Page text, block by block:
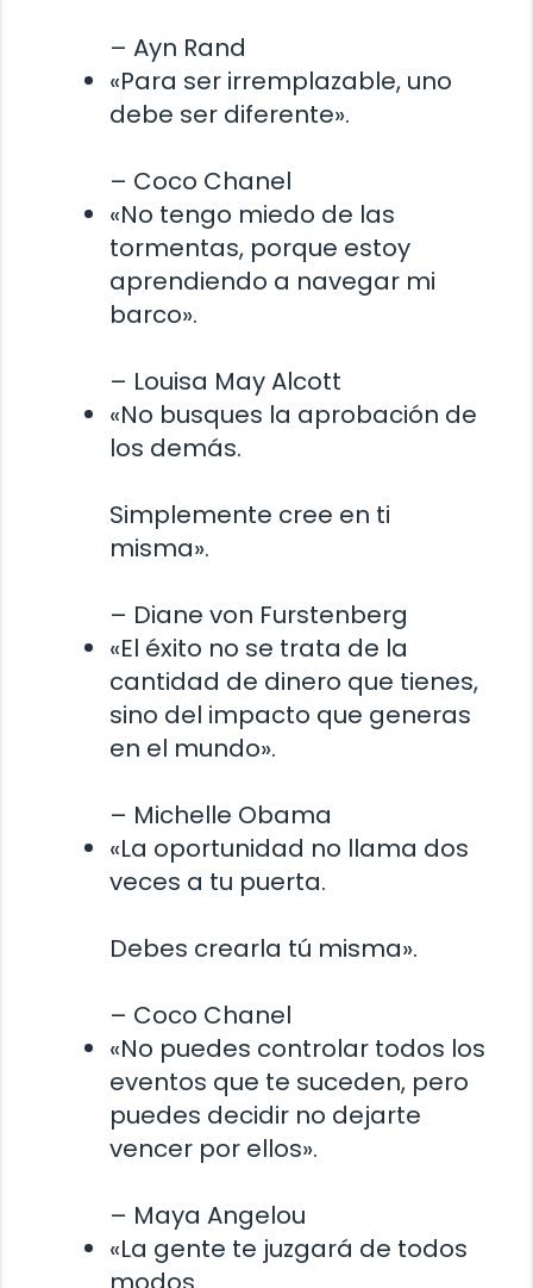
– Ayn Rand
«Para ser irremplazable, uno
debe ser diferente».
– Coco Chanel
«No tengo miedo de las
tormentas, porque estoy
aprendiendo a navegar mi
barco».
– Louisa May Alcott
«No busques la aprobación de
los demás.
Simplemente cree en ti
misma».
– Diane von Furstenberg
«El éxito no se trata de la
cantidad de dinero que tienes,
sino del impacto que generas
en el mundo».
– Michelle Obama
«La oportunidad no llama dos
veces a tu puerta.
Debes crearla tú misma».
– Coco Chanel
«No puedes controlar todos los
eventos que te suceden, pero
puedes decidir no dejarte
vencer por ellos».
– Maya Angelou
«La gente te juzgará de todos